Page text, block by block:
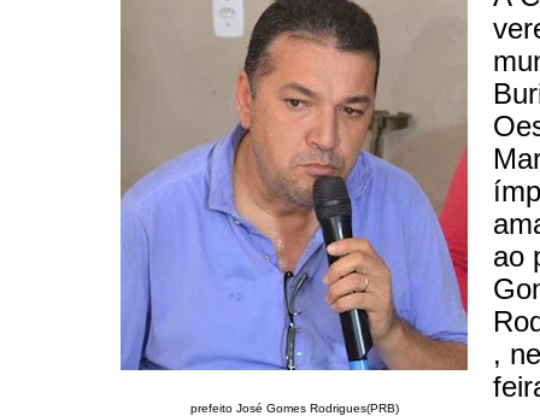
prefeito José Gomes Rodrigues(PRB)
ao
,